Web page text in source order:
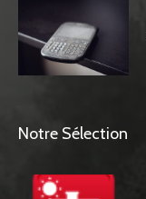
Notre Sélection